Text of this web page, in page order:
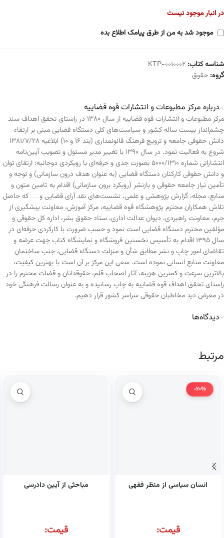
در انبار موجود نیست
موجود شد به من از طرق پیامک اطلاع بده
شناسه کتاب: KTP-0010002
گروه: حقوق
درباره مرکز مطبوعات و انتشارات قوه قضاییه
مرکز مطبوعات و انتشارات قوه قضاییه از سال ۱۳۸۰ در راستای تحقق اهداف سند
چشم‌انداز بیست ساله کشور و سیاست‌های کلی دستگاه قضایی مبنی بر ارتقاء
دانش حقوقی جامعه و ترویج فرهنگ قانونمداری (بند ۱۶ و ۱۰) ابلاغیه ۱۳۸۱/۷/۲۸
شروع به فعالیت نمود. در سال ۱۳۹۰ با تغییر مدیر مسئول و تصویب آیین‌نامه
انتشاراتی شماره ۵۰۰۰/۱۳۱۰ بصورت جدی و حرفه‌ای با رویکردی دوجانبه: ارتقای توان
و دانش حقوقی کارکنان دستگاه قضایی (به عنوان هدف درون سازمانی) و توجه و
تأمین نیاز جامعه حقوقی و بازنشر (رویکرد برون سازمانی) اقدام به تامین متون و
منابع، مجله، گزارش پژوهشی و علمی، نشست‌های نقد آرای قضایی و … که حاصل
تلاش همکاران محترم پژوهشگاه قوه قضاییه، مرکز آموزش، معاونت پیشگیری از
جرم، معاونت راهبردی، دیوان عدالت اداری، ستاد حقوق بشر، اداره کل حقوقی و
مؤلفین محترم دستگاه قضایی است نمود و حسب ضرورت با کارکردی حرفه‌ای در
سال ۱۳۹۵ اقدام به تأسیس نخستین فروشگاه و نمایشگاه کتاب جهت عرضه و
تقاضای امور چاپ و نشر مطابق شأن و منزلت دستگاه قضایی، جنب ساختمان
معاونت منابع انسانی نموده است. سعی این مرکز بر آن است با بهترین کیفیت،
بالاترین سرعت و کمترین هزینه، آثار اصحاب قلم، حقوقدانان و قضات محترم را در
راستای تحقق اهداف قوه قضاییه به چاپ رسانیده و به عنوان رسالت فرهنگی خود
در معرض دید مخاطبان حقوقی سراسر کشور قرار دهیم.
دیدگاه‌ها
مرتبط
-20%
انسان سیاسی از منظر فقهی
قیمت:
مباحثی از آیین دادرسی
قیمت: